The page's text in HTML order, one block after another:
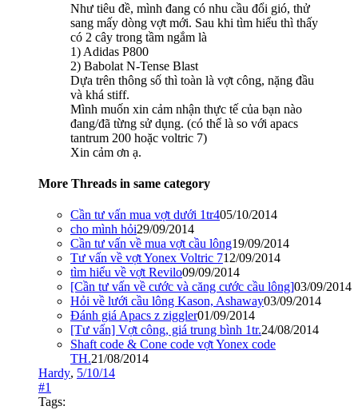
Như tiêu đề, mình đang có nhu cầu đổi gió, thử
sang mấy dòng vợt mới. Sau khi tìm hiểu thì thấy
có 2 cây trong tầm ngắm là
1) Adidas P800
2) Babolat N-Tense Blast
Dựa trên thông số thì toàn là vợt công, nặng đầu
và khá stiff.
Mình muốn xin cảm nhận thực tế của bạn nào
đang/đã từng sử dụng. (có thể là so với apacs
tantrum 200 hoặc voltric 7)
Xin cảm ơn ạ.
More Threads in same category
Cần tư vấn mua vợt dưới 1tr405/10/2014
cho mình hỏi29/09/2014
Cần tư vấn về mua vợt cầu lông19/09/2014
Tư vấn về vợt Yonex Voltric 712/09/2014
tìm hiểu về vợt Revilo09/09/2014
[Cần tư vấn về cước và căng cước cầu lông]03/09/2014
Hỏi về lưới cầu lông Kason, Ashaway03/09/2014
Đánh giá Apacs z ziggler01/09/2014
[Tư vấn] Vợt công, giá trung bình 1tr.24/08/2014
Shaft code & Cone code vợt Yonex code
TH.21/08/2014
Hardy, 5/10/14
#1
Tags: